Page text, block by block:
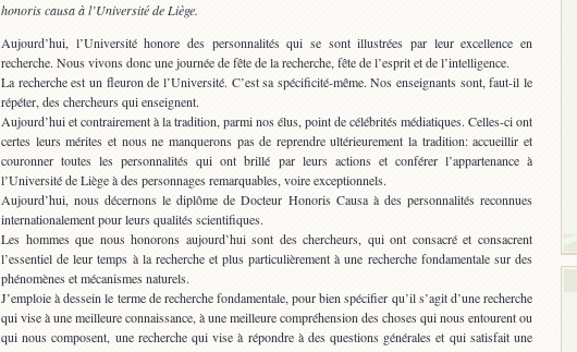
honoris causa à l’Université de Liège.
Aujourd’hui, l’Université honore des personnalités qui se sont illustrées par leur excellence en
recherche. Nous vivons donc une journée de fête de la recherche, fête de l’esprit et de l’intelligence.
La recherche est un fleuron de l’Université. C’est sa spécificité-même. Nos enseignants sont, faut-il le
répéter, des chercheurs qui enseignent.
Aujourd’hui et contrairement à la tradition, parmi nos élus, point de célébrités médiatiques. Celles-ci ont
certes leurs mérites et nous ne manquerons pas de reprendre ultérieurement la tradition: accueillir et
couronner toutes les personnalités qui ont brillé par leurs actions et conférer l’appartenance à
l’Université de Liège à des personnages remarquables, voire exceptionnels.
Aujourd’hui, nous décernons le diplôme de Docteur Honoris Causa à des personnalités reconnues
internationalement pour leurs qualités scientifiques.
Les hommes que nous honorons aujourd’hui sont des chercheurs, qui ont consacré et consacrent
l’essentiel de leur temps à la recherche et plus particulièrement à une recherche fondamentale sur des
phénomènes et mécanismes naturels.
J’emploie à dessein le terme de recherche fondamentale, pour bien spécifier qu’il s’agit d’une recherche
qui vise à une meilleure connaissance, à une meilleure compréhension des choses qui nous entourent ou
qui nous composent, une recherche qui vise à répondre à des questions générales et qui satisfait une